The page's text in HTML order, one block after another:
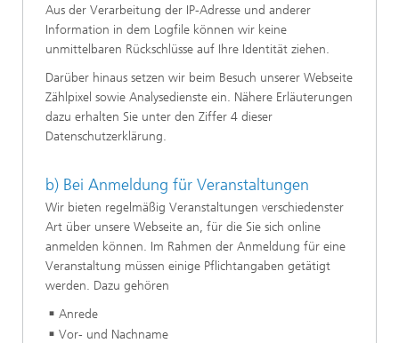
Aus der Verarbeitung der IP-Adresse und anderer
Information in dem Logfile können wir keine
unmittelbaren Rückschlüsse auf Ihre Identität ziehen.
Darüber hinaus setzen wir beim Besuch unserer Webseite
Zählpixel sowie Analysedienste ein. Nähere Erläuterungen
dazu erhalten Sie unter den Ziffer 4 dieser
Datenschutzerklärung.
b) Bei Anmeldung für Veranstaltungen
Wir bieten regelmäßig Veranstaltungen verschiedenster
Art über unsere Webseite an, für die Sie sich online
anmelden können. Im Rahmen der Anmeldung für eine
Veranstaltung müssen einige Pflichtangaben getätigt
werden. Dazu gehören
Anrede
Vor- und Nachname